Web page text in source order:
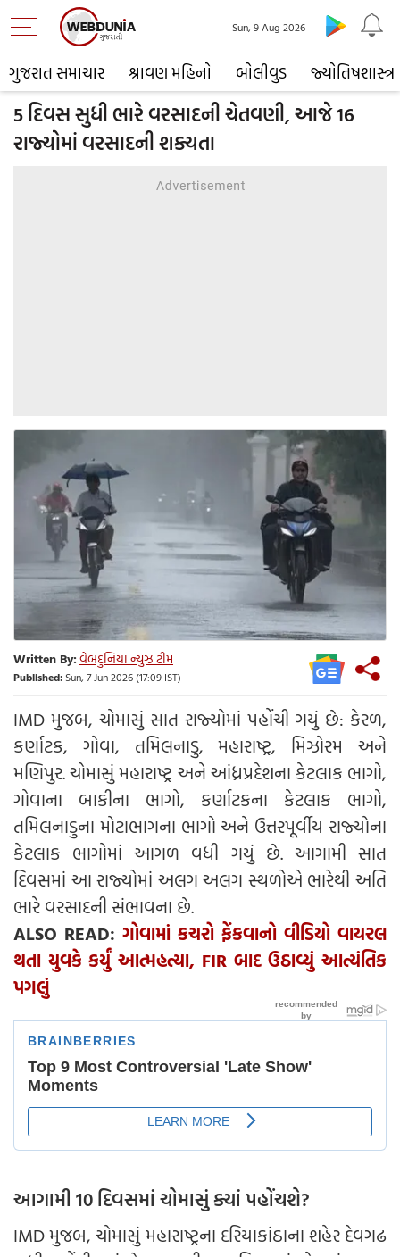
ગુજરાત સમાચાર શ્રાવણ મહિનો બોલીવુડ જ્યોતિષશાસ્ત્ર
Sun, 9 Aug 2026
5 દિવસ સુધી ભારે વરસાદની ચેતવણી, આજે 16
રાજ્યોમાં વરસાદની શક્યતા
Written By:વેબદુનિયા ન્યુઝ ટીમ
Published:Sun, 7 Jun 2026 (17:09 IST)
IMD મુજબ, ચોમાસું સાત રાજ્યોમાં પહોંચી ગયું છે: કેરળ,
કર્ણાટક, ગોવા, તમિલનાડુ, મહારાષ્ટ્ર, મિઝોરમ અને
મણિપુર. ચોમાસું મહારાષ્ટ્ર અને આંધ્રપ્રદેશના કેટલાક ભાગો,
ગોવાના બાકીના ભાગો, કર્ણાટકના કેટલાક ભાગો,
તમિલનાડુના મોટાભાગના ભાગો અને ઉત્તરપૂર્વીય રાજ્યોના
કેટલાક ભાગોમાં આગળ વધી ગયું છે. આગામી સાત
દિવસમાં આ રાજ્યોમાં અલગ અલગ સ્થળોએ ભારેથી અતિ
ભારે વરસાદની સંભાવના છે.
ALSO READ: ગોવામાં કચરો ફેંકવાનો વીડિયો વાયરલ
થતા યુવકે કર્યું આત્મહત્યા, FIR બાદ ઉઠાવ્યું આત્યંતિક
પગલું
આગામી 10 દિવસમાં ચોમાસું ક્યાં પહોંચશે?
IMD મુજબ, ચોમાસું મહારાષ્ટ્રના દરિયાકાંઠાના શહેર દેવગઢ